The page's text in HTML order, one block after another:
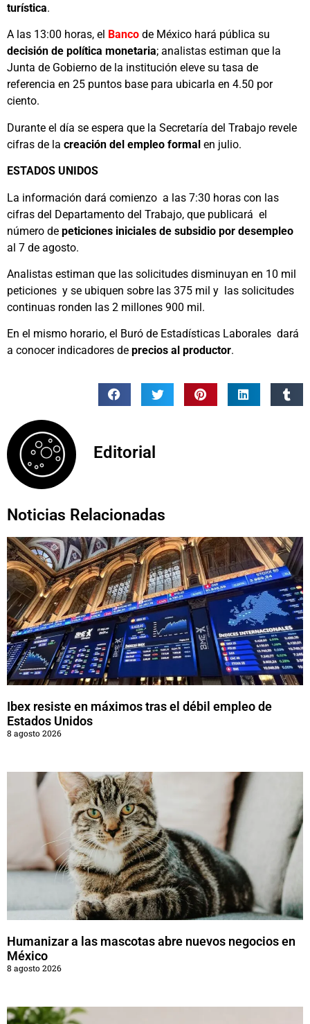
turística.
A las 13:00 horas, el Banco de México hará pública su
decisión de política monetaria; analistas estiman que la
Junta de Gobierno de la institución eleve su tasa de
referencia en 25 puntos base para ubicarla en 4.50 por
ciento.
Durante el día se espera que la Secretaría del Trabajo revele
cifras de la creación del empleo formal en julio.
ESTADOS UNIDOS
La información dará comienzo a las 7:30 horas con las
cifras del Departamento del Trabajo, que publicará el
número de peticiones iniciales de subsidio por desempleo
al 7 de agosto.
Analistas estiman que las solicitudes disminuyan en 10 mil
peticiones y se ubiquen sobre las 375 mil y las solicitudes
continuas ronden las 2 millones 900 mil.
En el mismo horario, el Buró de Estadísticas Laborales dará
a conocer indicadores de precios al productor.
Editorial
Noticias Relacionadas
Ibex resiste en máximos tras el débil empleo de
Estados Unidos
8 agosto 2026
Humanizar a las mascotas abre nuevos negocios en
México
8 agosto 2026